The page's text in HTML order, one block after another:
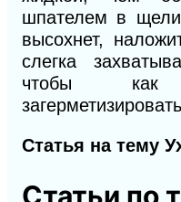
шпателем в
высохнет,
слегка
чтобы
Статья на тему